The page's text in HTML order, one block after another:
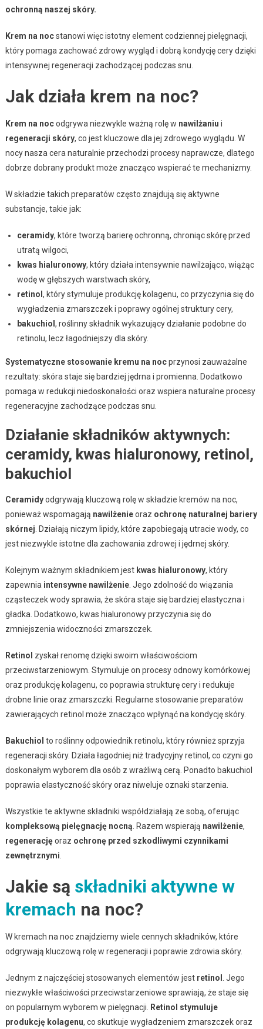
ochronną naszej skóry.
Krem na nocstanowi więc istotny element codziennej pielęgnacji,
który pomaga zachować zdrowy wygląd i dobrą kondycję cery dzięki
intensywnej regeneracji zachodzącej podczas snu.
Jak działa krem na noc?
Krem na nocodgrywa niezwykle ważną rolę w nawilżaniu i
regeneracji skóry, co jest kluczowe dla jej zdrowego wyglądu. W
nocy nasza cera naturalnie przechodzi procesy naprawcze, dlatego
dobrze dobrany produkt może znacząco wspierać te mechanizmy.
W składzie takich preparatów często znajdują się aktywne
substancje, takie jak:
ceramidy, które tworzą barierę ochronną, chroniąc skórę przed
utratą wilgoci,
kwas hialuronowy, który działa intensywnie nawilżająco, wiążąc
wodę w głębszych warstwach skóry,
retinol , który stymuluje produkcję kolagenu, co przyczynia się do
wygładzenia zmarszczek i poprawy ogólnej struktury cery,
bakuchiol , roślinny składnik wykazujący działanie podobne do
retinolu, lecz łagodniejszy dla skóry.
Systematyczne stosowanie kremu na nocprzynosi zauważalne
rezultaty: skóra staje się bardziej jędrna i promienna. Dodatkowo
pomaga w redukcji niedoskonałości oraz wspiera naturalne procesy
regeneracyjne zachodzące podczas snu.
Działanie składników aktywnych:
ceramidy, kwas hialuronowy, retinol,
bakuchiol
Ceramidyodgrywają kluczową rolę w składzie kremów na noc,
ponieważ wspomagają nawilżenieoraz ochronę naturalnej bariery
skórnej . Działają niczym lipidy, które zapobiegają utracie wody, co
jest niezwykle istotne dla zachowania zdrowej i jędrnej skóry.
Kolejnym ważnym składnikiem jest kwas hialuronowy, który
zapewnia intensywne nawilżenie. Jego zdolność do wiązania
cząsteczek wody sprawia, że skóra staje się bardziej elastyczna i
gładka. Dodatkowo, kwas hialuronowy przyczynia się do
zmniejszenia widoczności zmarszczek.
Retinol zyskał renomę dzięki swoim właściwościom
przeciwstarzeniowym. Stymuluje on procesy odnowy komórkowej
oraz produkcję kolagenu, co poprawia strukturę cery i redukuje
drobne linie oraz zmarszczki. Regularne stosowanie preparatów
zawierających retinol może znacząco wpłynąć na kondycję skóry.
Bakuchiol to roślinny odpowiednik retinolu, który również sprzyja
regeneracji skóry. Działa łagodniej niż tradycyjny retinol, co czyni go
doskonałym wyborem dla osób z wrażliwą cerą. Ponadto bakuchiol
poprawia elastyczność skóry oraz niweluje oznaki starzenia.
Wszystkie te aktywne składniki współdziałają ze sobą, oferując
kompleksową pielęgnację nocną . Razem wspierają nawilżenie,
regeneracjęoraz ochronę przed szkodliwymi czynnikami
zewnętrznymi
Jakie są składniki aktywne w
kremach na noc?
W kremach na noc znajdziemy wiele cennych składników, które
odgrywają kluczową rolę w regeneracji i poprawie zdrowia skóry.
Jednym z najczęściej stosowanych elementów jest retinol
. Jego
niezwykłe właściwości przeciwstarzeniowe sprawiają, że staje się
on popularnym wyborem w pielęgnacji.
Retinol stymuluje
produkcję kolagenu, co skutkuje wygładzeniem zmarszczek oraz